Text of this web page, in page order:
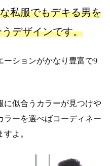
私服でもデキる男を
デザインです。
ーションがかなり豊富で9
に似合うカラーが見つけや
ラーを選べばコーディネー
よ。